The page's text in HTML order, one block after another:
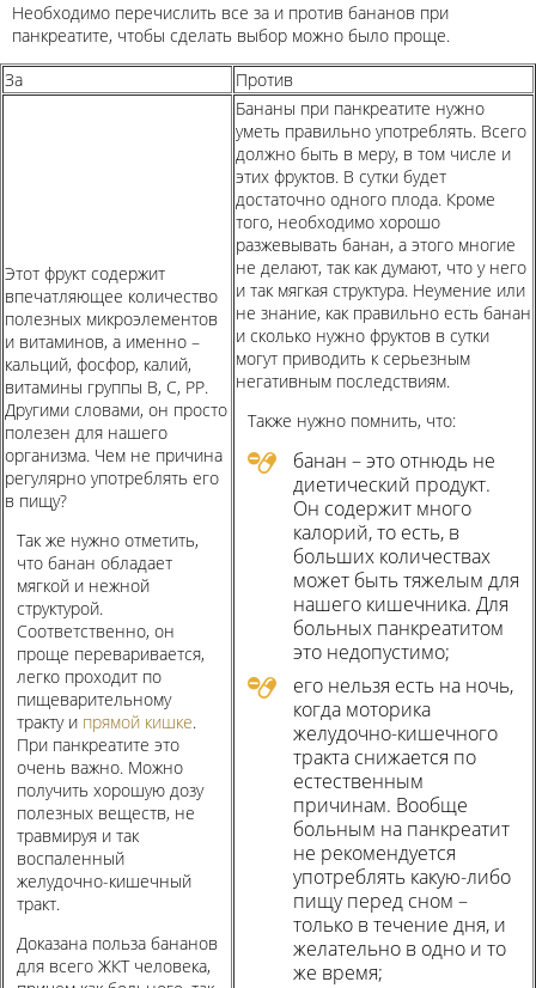
Необходимо перечислить все за и против бананов при
панкреатите, чтобы сделать выбор можно было проще.
За
Против
Этот фрукт содержит
впечатляющее количество
полезных микроэлементов
и витаминов, а именно –
кальций, фосфор, калий,
витамины группы В, С, РР.
Другими словами, он просто
полезен для нашего
организма. Чем не причина
регулярно употреблять его
в пищу?
Так же нужно отметить,
что банан обладает
мягкой и нежной
структурой.
Соответственно, он
проще переваривается,
легко проходит по
пищеварительному
тракту и прямой кишке.
При панкреатите это
очень важно. Можно
получить хорошую дозу
полезных веществ, не
травмируя и так
воспаленный
желудочно-кишечный
тракт.
Доказана польза бананов
для всего ЖКТ человека,
Бананы при панкреатите нужно
уметь правильно употреблять. Всего
должно быть в меру, в том числе и
этих фруктов. В сутки будет
достаточно одного плода. Кроме
того, необходимо хорошо
разжевывать банан, а этого многие
не делают, так как думают, что у него
и так мягкая структура. Неумение или
не знание, как правильно есть банан
и сколько нужно фруктов в сутки
могут приводить к серьезным
негативным последствиям.
Также нужно помнить, что:
банан – это отнюдь не
диетический продукт.
Он содержит много
калорий, то есть, в
больших количествах
может быть тяжелым для
нашего кишечника. Для
больных панкреатитом
это недопустимо;
его нельзя есть на ночь,
когда моторика
желудочно-кишечного
тракта снижается по
естественным
причинам. Вообще
больным на панкреатит
не рекомендуется
употреблять какую-либо
пищу перед сном –
только в течение дня, и
желательно в одно и то
же время;